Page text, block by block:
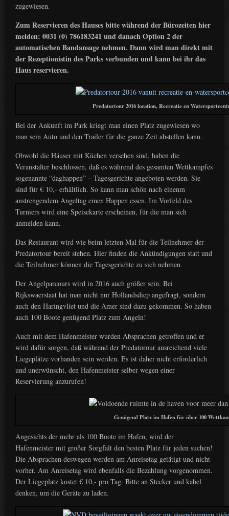
zugewiesen.
Zum Reservieren des Hauses bitte während der Bürozeiten hier
melden: 0031 (0) 786183241 und danach Option 2 der
automatischen Bandansage nehmen. Dann wird man direkt mit
der Rezeptionistin des Parks verbunden und kann bei ihr das
Haus reservieren.
Predatortour 2016 location, Recreatie en
Bei der Ankunft im Park kriegt man einen Platz zugewiesen wo
man sein Auto und den Trailer für die ganze Zeit abstellen kann.
Obwohl die Häuser mit Küchen versehen sind, haben die
Veranstalter beschlossen, daß es während des gesamten Wettkampfes
sogenannte “daghappen” – Tagesgerichte angeboten werden. Sie
sind für € 10,- erhältlich. So kann man schön nach einenm
anstrengendem Angeltag einen Happen essen. Im Vorfeld des
Turniers wird eine Speisekarte erscheinen, für die man sich
anmelden kann.
Das Restaurant wird wie beim letzten Mal für die Teilnehmer der
Predatortour bereit stehen. Hier finden die Ankündigungen statt und
die Teilnehmer können die Tagesgerichte zu sich nehmen.
Der Angelparcours wird in 2016 auch größer sein. Bei
Rijkswaerstaat hat man nicht nur Hollandsdiep angefragt, sondern
auch den Haringvliet und die Amer sind dazu gekommen. So haben
auch 100 Boote genügend Platz zum Angeln!
Auch mit dem Hafenmeister wurden Absprachen getroffen und er
wird dafür sorgen, daß während der Predatorour ausreichend viele
Liegeplätze vorhanden sein werden. Es ist daher nicht erforderlich
und unerwünscht, den Hafenmeister selber wegen einer
Reservierung anzurufen!
Genügend Platz im Hafen für über 100
Angesichts der mehr als 100 Boote im Hafen, wird der
Hafenmeister mit großer Sorgfalt den besten Platz für jeden suchen!
Die Absprachen deswegen werden am Anreisetag getätigt und nicht
vorher. Am Anreisetag wird ebenfalls die Bezahlung vorgenommen.
Der Liegeplatz kostet € 10,- pro Tag. Bitte an Stecker und kabel
denken, um die Geräte zu laden.